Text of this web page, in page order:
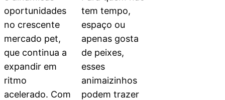
oportunidades
no crescente
mercado pet,
que continua a
expandir em
ritmo
acelerado. Com
tem tempo,
espaço ou
apenas gosta
de peixes,
esses
animaizinhos
podem trazer